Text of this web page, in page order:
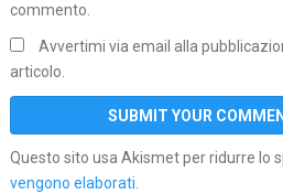
commento.
Avvertimi via email alla
articolo.
Questo sito usa Akismet per ridurre lo
vengono elaborati.